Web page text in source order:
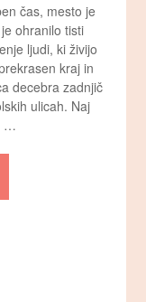
čas, mesto je
ohranilo tisti
ljudi, ki živijo
kraj in
decebra zadnjič
ulicah. Naj
…